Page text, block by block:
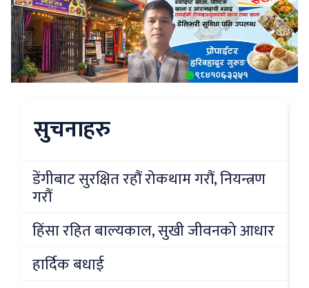
सुचनाहरु
डेंगीबाट सुरक्षित रहौं रोकथाम गरौं, नियन्त्रण
गरौं
हिंसा रहित बाल्यकाल, सुखी जीवनको आधार
हार्दिक बधाई